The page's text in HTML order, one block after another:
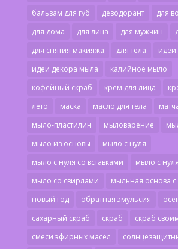
бальзам для губ
дезодорант для
для дома
для лица для мужчин
для снятия макияжа
для тела
идеи
идеи декора мыла
калийное мыло
кофейный скраб
крем для лица
лето
маска масло для тела
мыло-пластилин
мыловарение
мыло из основы
мыло с нуля
мыло с нуля со вставками
мыло с
мыло со свирлами
мыльная основа с
новый год
обратная эмульсия
сахарный скраб
скраб
скраб
смеси эфирных масел